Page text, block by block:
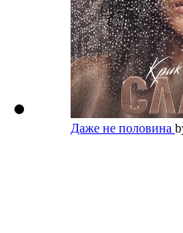
Даже не половина